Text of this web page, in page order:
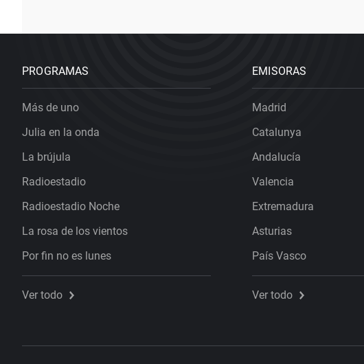
PROGRAMAS
Más de uno
Julia en la onda
La brújula
Radioestadio
Radioestadio Noche
La rosa de los vientos
Por fin no es lunes
Ver todo
EMISORAS
Madrid
Catalunya
Andalucía
Valencia
Extremadura
Asturias
País Vasco
Ver todo